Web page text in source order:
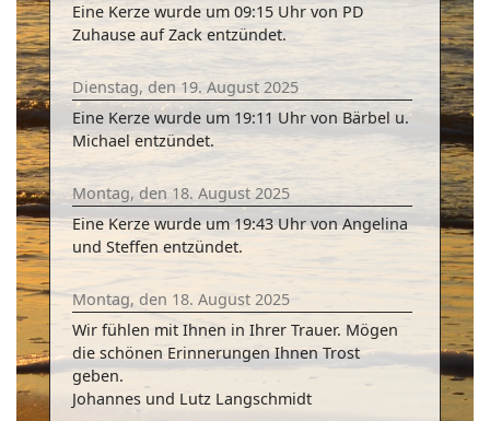
Eine Kerze wurde um 09:15 Uhr von PD
Zuhause auf Zack entzündet.
Dienstag, den 19. August 2025
Eine Kerze wurde um 19:11 Uhr von Bärbel u.
Michael entzündet.
Montag, den 18. August 2025
Eine Kerze wurde um 19:43 Uhr von Angelina
und Steffen entzündet.
Montag, den 18. August 2025
Wir fühlen mit Ihnen in Ihrer Trauer. Mögen
die schönen Erinnerungen Ihnen Trost
geben.
Johannes und Lutz Langschmidt